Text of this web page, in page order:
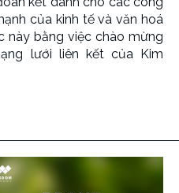
của kinh tế và văn hoá
này bằng việc chào mừng
lưới liên kết của Kim